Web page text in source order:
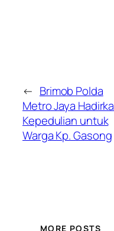
← Brimob Polda
Metro Jaya
Kepedulian untuk
Warga Kp. Gasong
MORE POSTS